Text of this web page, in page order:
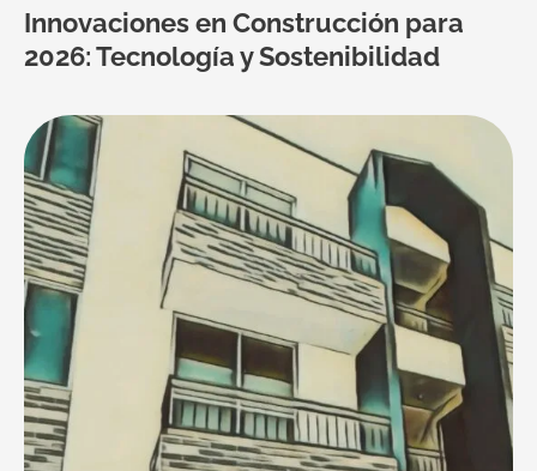
Innovaciones en Construcción para
2026: Tecnología y Sostenibilidad